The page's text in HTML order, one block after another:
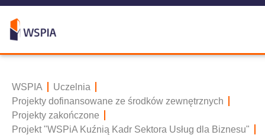
WSPIA
Uczelnia
Projekty dofinansowane ze środków zewnętrznych
Projekty zakończone
Projekt "WSPiA Kuźnią Kadr Sektora Usług dla Biznesu"